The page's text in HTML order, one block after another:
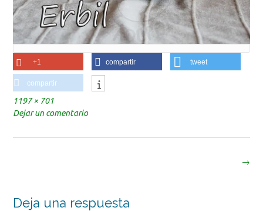
+1 compartir tweet
compartir
Tamaño
completo
1197 × 701
Dejar un comentario
entrada
→
Deja una respuesta